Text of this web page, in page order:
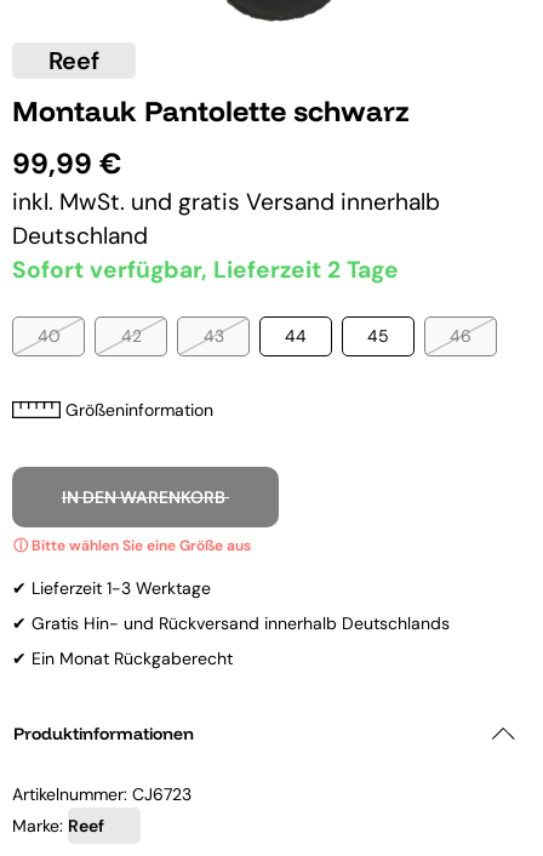
Reef
Montauk Pantolette schwarz
99,99 €
inkl. MwSt. und gratis Versand innerhalb
Deutschland
Sofort verfügbar, Lieferzeit 2 Tage
40 42 43 44 45 46
Größeninformation
IN DEN WARENKORB
✔ Lieferzeit 1-3 Werktage
✔ Gratis Hin- und Rückversand innerhalb Deutschlands
✔ Ein Monat Rückgaberecht
Produktinformationen
Artikelnummer: CJ6723
Marke: Reef